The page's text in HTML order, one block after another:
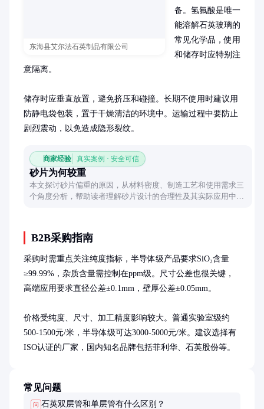
东海县艾尔法石英制品有限公司
备。氢氟酸是唯一
能溶解石英玻璃的
常见化学品，使用
和储存时应特别注
意隔离。
储存时应垂直放置，避免挤压和碰撞。长期不使用时建议用
防静电袋包装，置于干燥清洁的环境中。运输过程中要防止
剧烈震动，以免造成隐形裂纹。
商家经验 真实案例 · 安全可信
砂片为何较重
本文探讨砂片偏重的原因，从材料密度、制造工艺和使用需求三
个角度分析，帮助读者理解砂片设计的合理性及其实际应用中的
B2B采购指南
采购时需重点关注纯度指标，半导体级产品要求SiO₂含量
≥99.99%，杂质含量需控制在ppm级。尺寸公差也很关键，
高端应用要求直径公差±0.1mm，壁厚公差±0.05mm。
价格受纯度、尺寸、加工精度影响较大。普通实验室级约
500-1500元/米，半导体级可达3000-5000元/米。建议选择有
ISO认证的厂家，国内知名品牌包括菲利华、石英股份等。
常见问题
问 石英双层管和单层管有什么区别？